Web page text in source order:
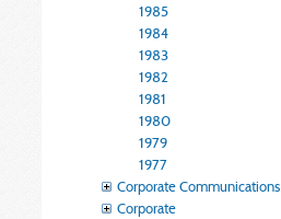
1985
1984
1983
1982
1981
1980
1979
1977
Corporate Communications
Corporate